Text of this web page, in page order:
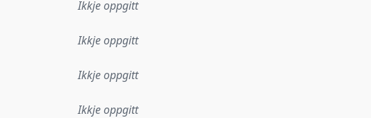
Ikkje oppgitt
Ikkje oppgitt
Ikkje oppgitt
Ikkje oppgitt